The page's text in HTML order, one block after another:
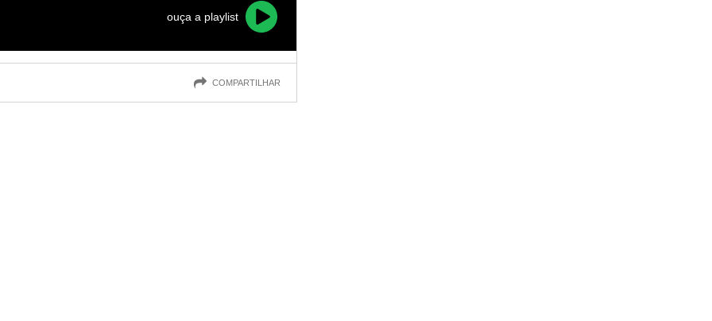
ouça a playlist
COMPARTILHAR